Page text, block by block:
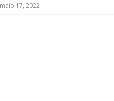
maio 17, 2022